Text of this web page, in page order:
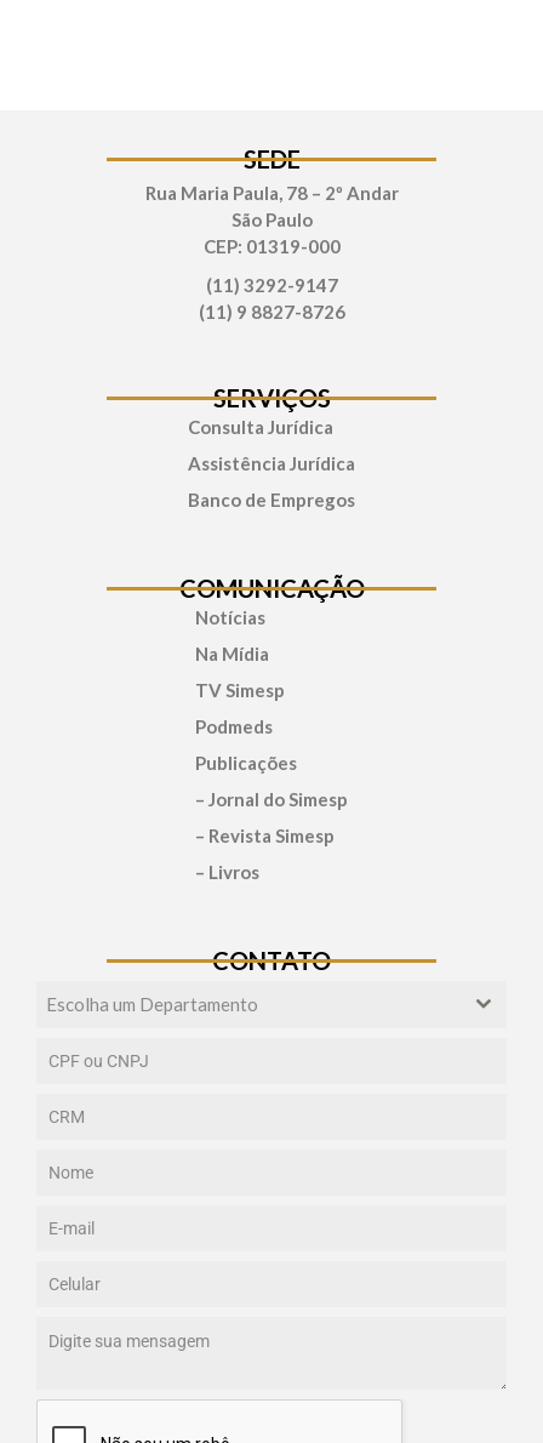
SEDE
Rua Maria Paula, 78 – 2º Andar
São Paulo
CEP: 01319-000
(11) 3292-9147
(11) 9 8827-8726
SERVIÇOS
Consulta Jurídica
Assistência Jurídica
Banco de Empregos
COMUNICAÇÃO
Notícias
Na Mídia
TV Simesp
Podmeds
Publicações
– Jornal do Simesp
– Revista Simesp
– Livros
CONTATO
Escolha um Departamento